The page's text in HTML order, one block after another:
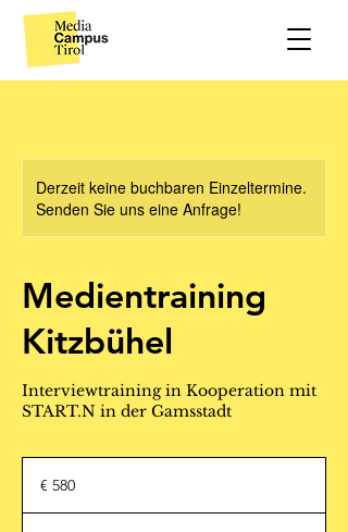
Derzeit keine buchbaren Einzeltermine.
Senden Sie uns eine Anfrage!
Medientraining
Kitzbühel
Interviewtraining in Kooperation mit
START.N in der Gamsstadt
€ 580